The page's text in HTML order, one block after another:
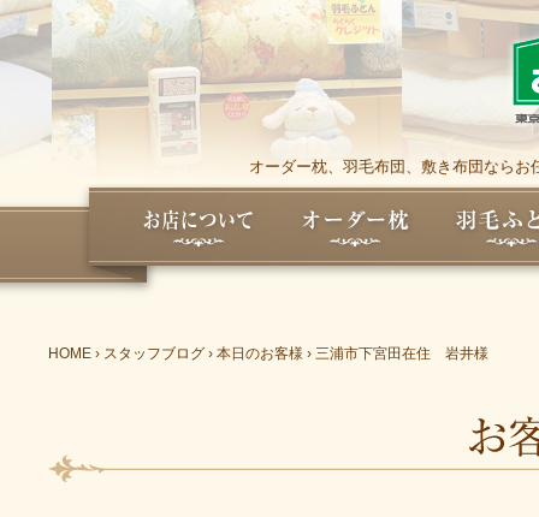
オーダー枕、羽毛布団、敷き布団なら
HOME › スタッフブログ › 本日のお客様 › 三浦市下宮田在住 岩井様